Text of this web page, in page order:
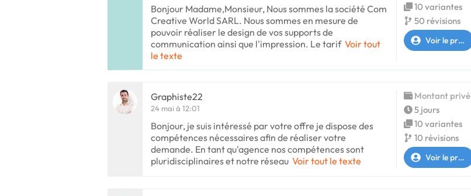
Bonjour Madame,Monsieur, Nous sommes la société Com
Creative World SARL. Nous sommes en mesure de
pouvoir réaliser le design de vos supports de
communication ainsi que l'impression. Le tarif Voir tout
le texte
10 variantes
50 révisions
Voir le profil
Graphiste22
24 mai à 12:01
Bonjour, je suis intéressé par votre offre je dispose des
compétences nécessaires afin de réaliser votre
demande. En tant qu'agence nos compétences sont
pluridisciplinaires et notre réseau Voir tout le texte
Montant privé
5 jours
10 variantes
10 révisions
Voir le profil